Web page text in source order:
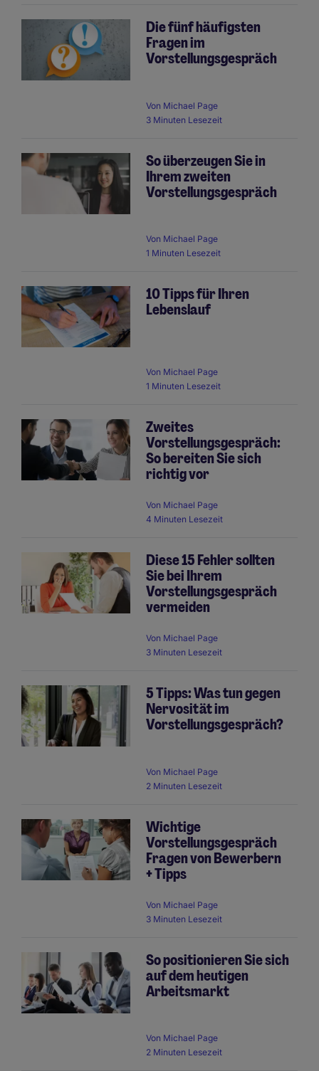
Die fünf häufigsten
Fragen im
Vorstellungsgespräch
Von Michael Page
3 Minuten Lesezeit
So überzeugen Sie in
Ihrem zweiten
Vorstellungsgespräch
Von Michael Page
1 Minuten Lesezeit
10 Tipps für Ihren
Lebenslauf
Von Michael Page
1 Minuten Lesezeit
Zweites
Vorstellungsgespräch:
So bereiten Sie sich
richtig vor
Von Michael Page
4 Minuten Lesezeit
Diese 15 Fehler sollten
Sie bei Ihrem
Vorstellungsgespräch
vermeiden
Von Michael Page
3 Minuten Lesezeit
5 Tipps: Was tun gegen
Nervosität im
Vorstellungsgespräch?
Von Michael Page
2 Minuten Lesezeit
Wichtige
Vorstellungsgespräch
Fragen von Bewerbern
+ Tipps
Von Michael Page
3 Minuten Lesezeit
So positionieren Sie sich
auf dem heutigen
Arbeitsmarkt
Von Michael Page
2 Minuten Lesezeit